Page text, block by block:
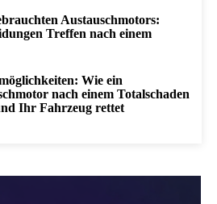
Austauschmotors:
Treffen nach einem
Wie ein
nach einem Totalschaden
Ihr Fahrzeug rettet